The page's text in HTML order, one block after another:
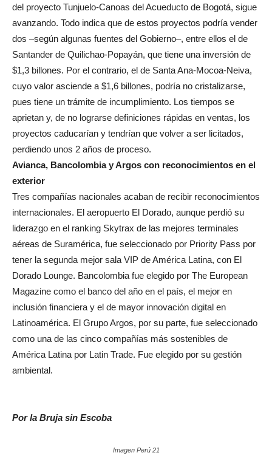
del proyecto Tunjuelo-Canoas del Acueducto de Bogotá, sigue
avanzando. Todo indica que de estos proyectos podría vender
dos –según algunas fuentes del Gobierno–, entre ellos el de
Santander de Quilichao-Popayán, que tiene una inversión de
$1,3 billones. Por el contrario, el de Santa Ana-Mocoa-Neiva,
cuyo valor asciende a $1,6 billones, podría no cristalizarse,
pues tiene un trámite de incumplimiento. Los tiempos se
aprietan y, de no lograrse definiciones rápidas en ventas, los
proyectos caducarían y tendrían que volver a ser licitados,
perdiendo unos 2 años de proceso.
Avianca, Bancolombia y Argos con reconocimientos en el
exterior
Tres compañías nacionales acaban de recibir reconocimientos
internacionales. El aeropuerto El Dorado, aunque perdió su
liderazgo en el ranking Skytrax de las mejores terminales
aéreas de Suramérica, fue seleccionado por Priority Pass por
tener la segunda mejor sala VIP de América Latina, con El
Dorado Lounge. Bancolombia fue elegido por The European
Magazine como el banco del año en el país, el mejor en
inclusión financiera y el de mayor innovación digital en
Latinoamérica. El Grupo Argos, por su parte, fue seleccionado
como una de las cinco compañías más sostenibles de
América Latina por Latin Trade. Fue elegido por su gestión
ambiental.
Por la Bruja sin Escoba
Imagen Perú 21